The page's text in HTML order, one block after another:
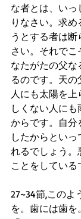
な者とは、い
りなさい。求
うとする者は
さい。それで
なたがたの父
るのです。天
人にも太陽を
しくない人に
からです。自分
したからとい
れるでしょう。
ことをしている
27~34節,このよ
を。歯には歯を